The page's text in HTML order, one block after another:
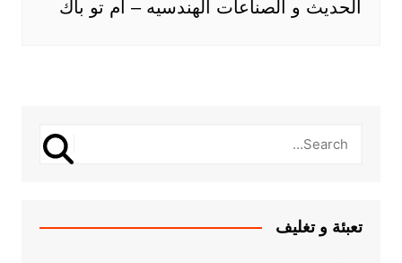
الحديث و الصناعات الهندسيه – ام تو باك
تعبئة و تغليف